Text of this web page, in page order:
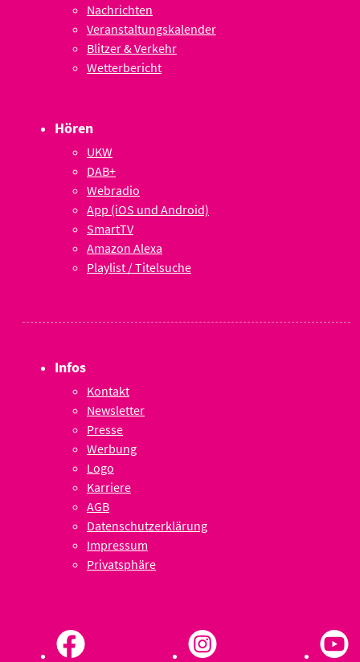
Nachrichten
Veranstaltungskalender
Blitzer & Verkehr
Wetterbericht
Hören
UKW
DAB+
Webradio
App (iOS und Android)
SmartTV
Amazon Alexa
Playlist / Titelsuche
Infos
Kontakt
Newsletter
Presse
Werbung
Logo
Karriere
AGB
Datenschutzerklärung
Impressum
Privatsphäre